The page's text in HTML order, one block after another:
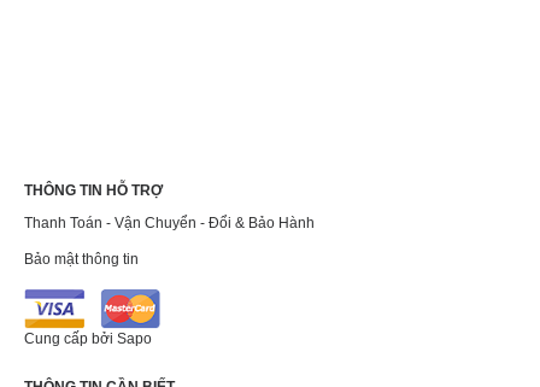
THÔNG TIN HỖ TRỢ
Thanh Toán - Vận Chuyển - Đổi & Bảo Hành
Bảo mật thông tin
Cung cấp bởi Sapo